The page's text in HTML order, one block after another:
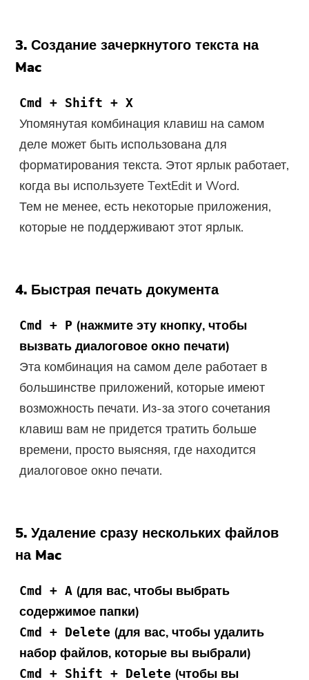
3. Создание зачеркнутого текста на
Mac
Cmd + Shift + X
Упомянутая комбинация клавиш на самом
деле может быть использована для
форматирования текста. Этот ярлык работает,
когда вы используете TextEdit и Word.
Тем не менее, есть некоторые приложения,
которые не поддерживают этот ярлык.
4. Быстрая печать документа
Cmd + P (нажмите эту кнопку, чтобы
вызвать диалоговое окно печати)
Эта комбинация на самом деле работает в
большинстве приложений, которые имеют
возможность печати. Из-за этого сочетания
клавиш вам не придется тратить больше
времени, просто выясняя, где находится
диалоговое окно печати.
5. Удаление сразу нескольких файлов
на Mac
Cmd + A (для вас, чтобы выбрать
содержимое папки)
Cmd + Delete (для вас, чтобы удалить
набор файлов, которые вы выбрали)
Cmd + Shift + Delete (чтобы вы